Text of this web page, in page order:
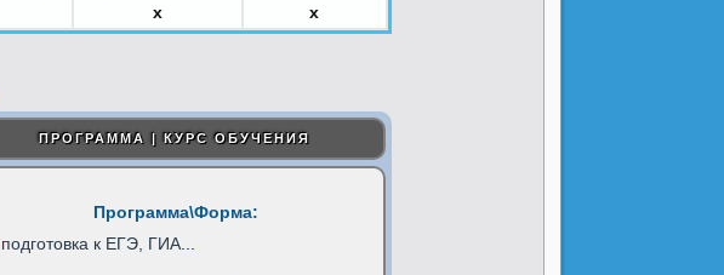
x x
ПРОГРАММА | КУРС ОБУЧЕНИЯ
Программа\Форма:
подготовка к ЕГЭ, ГИА...